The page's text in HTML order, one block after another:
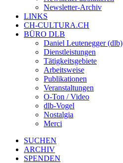
Newsletter-Archiv
LINKS
CH-CULTURA.CH
BÜRO DLB
Daniel Leutenegger (dlb)
Dienstleistungen
Tätigkeitsgebiete
Arbeitsweise
Publikationen
Veranstaltungen
O-Ton / Video
dlb-Vogel
Nostalgia
Merci
SUCHEN
ARCHIV
SPENDEN